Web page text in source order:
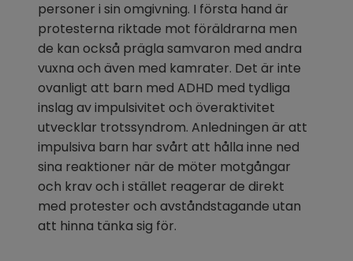
personer i sin omgivning. I första hand är
protesterna riktade mot föräldrarna men
de kan också prägla samvaron med andra
vuxna och även med kamrater. Det är inte
ovanligt att barn med ADHD med tydliga
inslag av impulsivitet och överaktivitet
utvecklar trotssyndrom. Anledningen är att
impulsiva barn har svårt att hålla inne ned
sina reaktioner när de möter motgångar
och krav och i stället reagerar de direkt
med protester och avståndstagande utan
att hinna tänka sig för.